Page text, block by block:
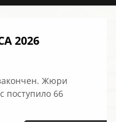
2026
Жюри
поступило 66